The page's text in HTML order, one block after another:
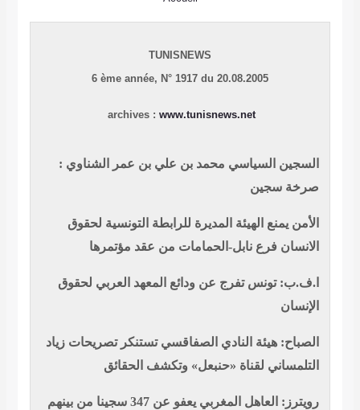
TUNISNEWS
6 ème année, N° 1917 du 20.08.2005
archives : www.tunisnews.net
السجين السياسي محمد بن علي بن عمر الشناوي :
صرخة سجين
الأمن يمنع الهيئة المديرة للرابطة التونسية لحقوق
الانسان فرع نابل-الحمامات من عقد مؤتمرها
ا.ف.ب: تونس تفرج عن ودائع المعهد العربي لحقوق
الإنسان
الصباح: هيئة النادي الصفاقسي تستنكر تصريحات زياد
التلمساني لقناة «حنبعل» وتكشف الحقائق
رويترز: العاهل المغربي يعفو عن 347 سجينا من بينهم